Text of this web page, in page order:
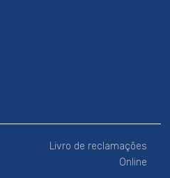
Livro de reclamações
Online